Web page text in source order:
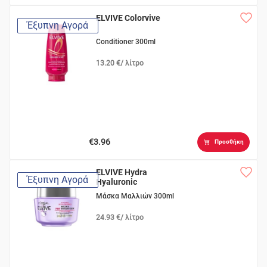
Έξυπνη Αγορά
ELVIVE Colorvive
Conditioner 300ml
13.20 €/ λίτρο
€3.96 Προσθήκη
Έξυπνη Αγορά
ELVIVE Hydra
Hyaluronic
Μάσκα Μαλλιών 300ml
24.93 €/ λίτρο